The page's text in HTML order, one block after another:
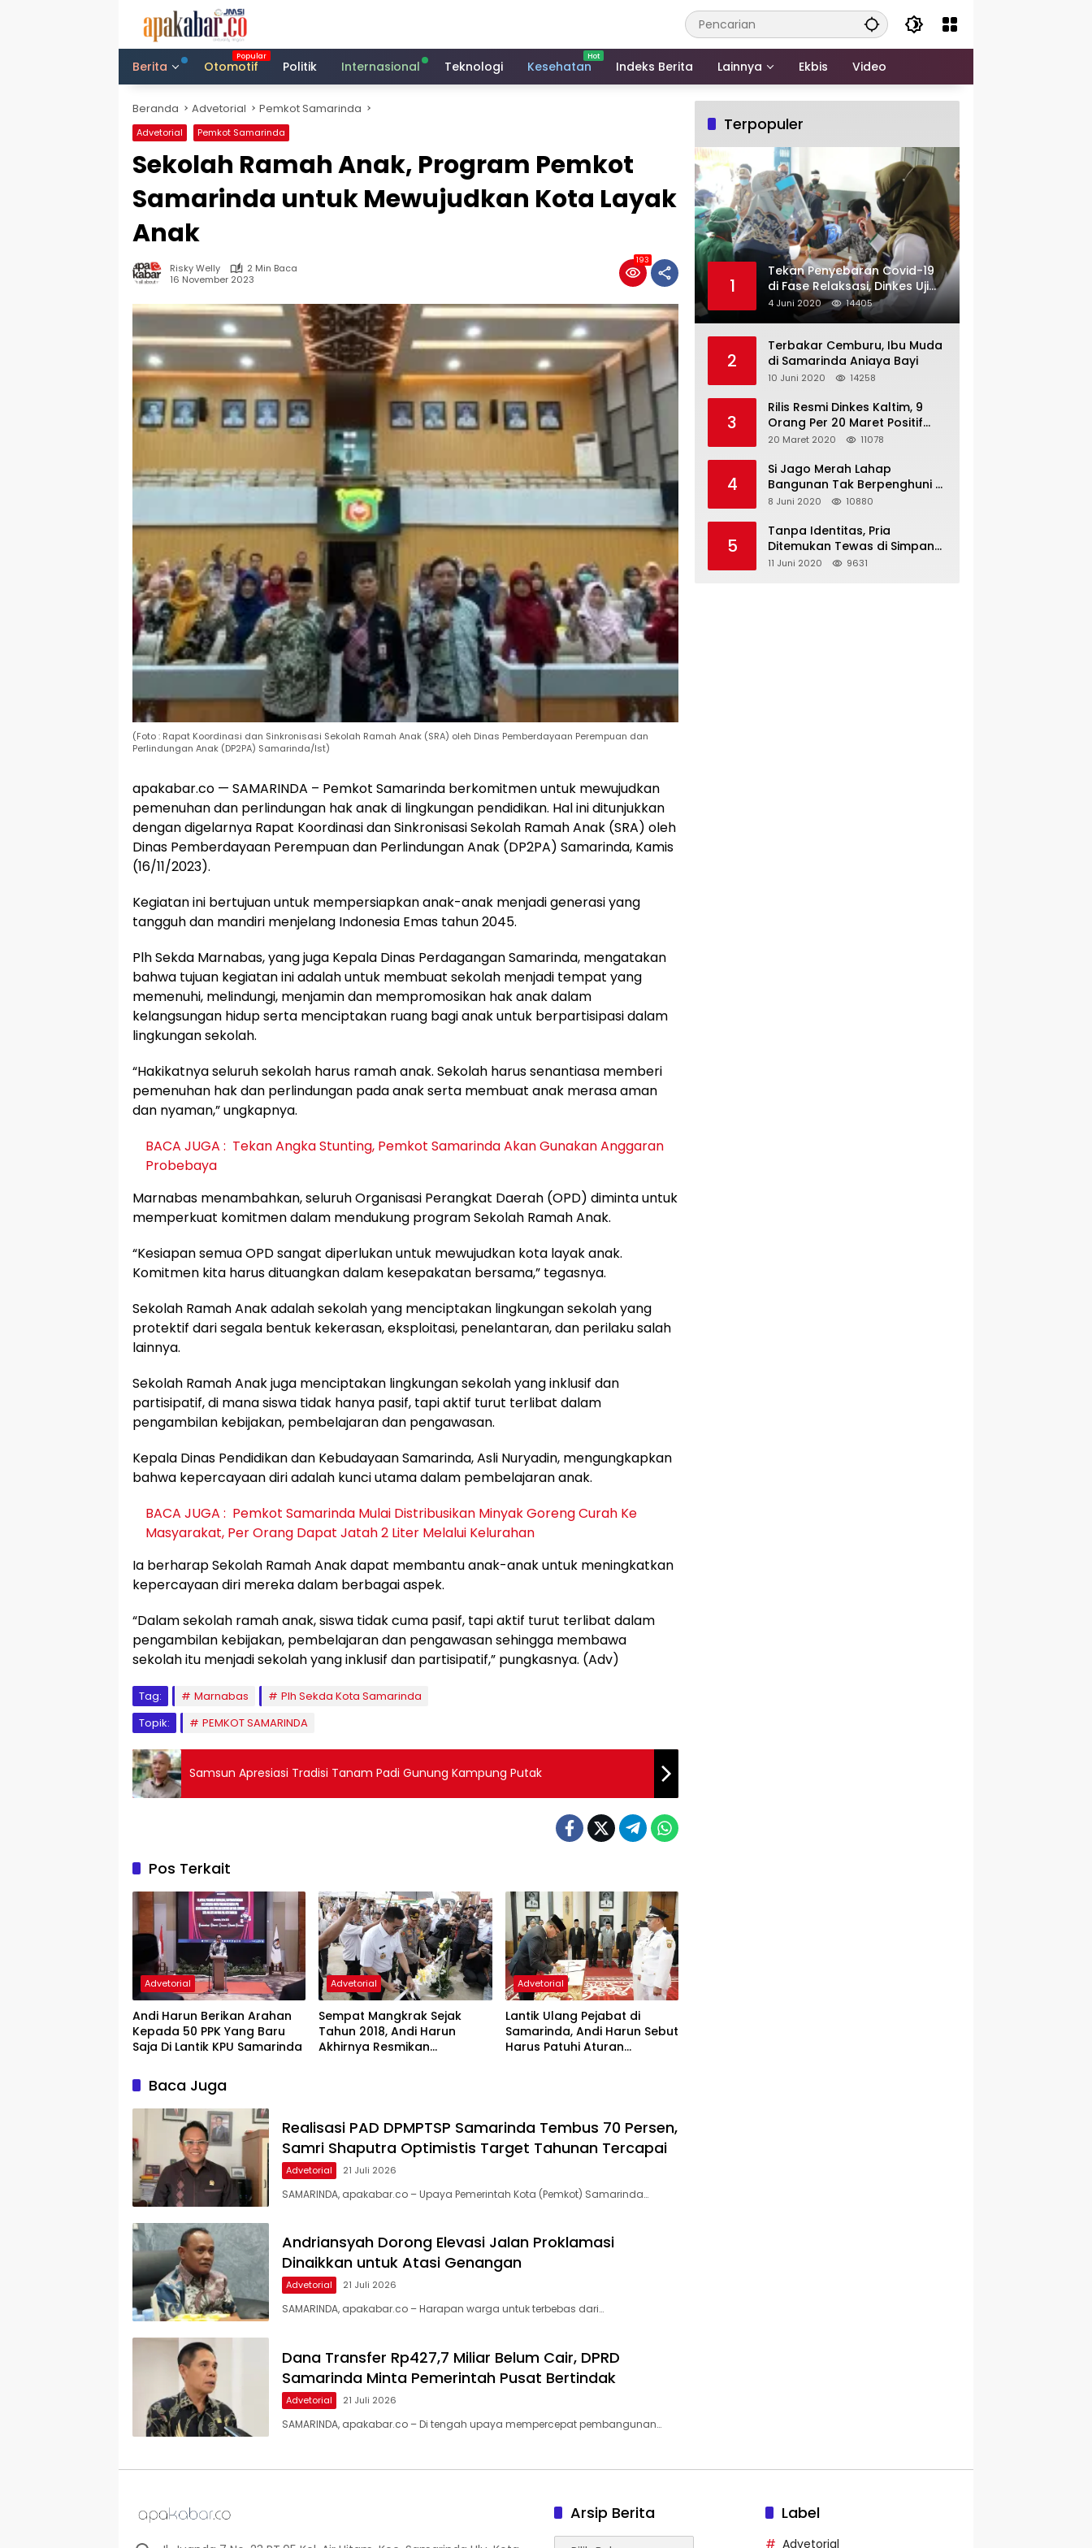
Berita
Otomotif Politik Internasional Teknologi Kesehatan Indeks Berita Lainnya Ekbis Video
Beranda Advetorial Pemkot Samarinda
Advetorial Pemkot Samarinda
Sekolah Ramah Anak, Program Pemkot
Samarinda untuk Mewujudkan Kota Layak
Anak
Risky Welly
2 Min Baca
16 November 2023
193
(Foto : Rapat Koordinasi dan Sinkronisasi Sekolah Ramah Anak (SRA) oleh Dinas Pemberdayaan Perempuan dan
Perlindungan Anak (DP2PA) Samarinda/Ist)
apakabar.co — SAMARINDA – Pemkot Samarinda berkomitmen untuk mewujudkan
pemenuhan dan perlindungan hak anak di lingkungan pendidikan. Hal ini ditunjukkan
dengan digelarnya Rapat Koordinasi dan Sinkronisasi Sekolah Ramah Anak (SRA) oleh
Dinas Pemberdayaan Perempuan dan Perlindungan Anak (DP2PA) Samarinda, Kamis
(16/11/2023).
Kegiatan ini bertujuan untuk mempersiapkan anak-anak menjadi generasi yang
tangguh dan mandiri menjelang Indonesia Emas tahun 2045.
Plh Sekda Marnabas, yang juga Kepala Dinas Perdagangan Samarinda, mengatakan
bahwa tujuan kegiatan ini adalah untuk membuat sekolah menjadi tempat yang
memenuhi, melindungi, menjamin dan mempromosikan hak anak dalam
kelangsungan hidup serta menciptakan ruang bagi anak untuk berpartisipasi dalam
lingkungan sekolah.
“Hakikatnya seluruh sekolah harus ramah anak. Sekolah harus senantiasa memberi
pemenuhan hak dan perlindungan pada anak serta membuat anak merasa aman
dan nyaman,” ungkapnya.
BACA JUGA : Tekan Angka Stunting, Pemkot Samarinda Akan Gunakan Anggaran
Probebaya
Marnabas menambahkan, seluruh Organisasi Perangkat Daerah (OPD) diminta untuk
memperkuat komitmen dalam mendukung program Sekolah Ramah Anak.
“Kesiapan semua OPD sangat diperlukan untuk mewujudkan kota layak anak.
Komitmen kita harus dituangkan dalam kesepakatan bersama,” tegasnya.
Sekolah Ramah Anak adalah sekolah yang menciptakan lingkungan sekolah yang
protektif dari segala bentuk kekerasan, eksploitasi, penelantaran, dan perilaku salah
lainnya.
Sekolah Ramah Anak juga menciptakan lingkungan sekolah yang inklusif dan
partisipatif, di mana siswa tidak hanya pasif, tapi aktif turut terlibat dalam
pengambilan kebijakan, pembelajaran dan pengawasan.
Kepala Dinas Pendidikan dan Kebudayaan Samarinda, Asli Nuryadin, mengungkapkan
bahwa kepercayaan diri adalah kunci utama dalam pembelajaran anak.
BACA JUGA : Pemkot Samarinda Mulai Distribusikan Minyak Goreng Curah Ke
Masyarakat, Per Orang Dapat Jatah 2 Liter Melalui Kelurahan
Ia berharap Sekolah Ramah Anak dapat membantu anak-anak untuk meningkatkan
kepercayaan diri mereka dalam berbagai aspek.
“Dalam sekolah ramah anak, siswa tidak cuma pasif, tapi aktif turut terlibat dalam
pengambilan kebijakan, pembelajaran dan pengawasan sehingga membawa
sekolah itu menjadi sekolah yang inklusif dan partisipatif,” pungkasnya. (Adv)
Tag: Marnabas
Plh Sekda Kota Samarinda
Topik:
PEMKOT SAMARINDA
Samsun Apresiasi Tradisi Tanam Padi Gunung Kampung Putak
Pos Terkait
Advetorial
Andi Harun Berikan Arahan
Kepada 50 PPK Yang Baru
Saja Di Lantik KPU Samarinda
Advetorial
Sempat Mangkrak Sejak
Tahun 2018, Andi Harun
Akhirnya Resmikan
Advetorial
Lantik Ulang Pejabat di
Samarinda, Andi Harun Sebut
Harus Patuhi Aturan
Baca Juga
Realisasi PAD DPMPTSP Samarinda Tembus 70 Persen,
Samri Shaputra Optimistis Target Tahunan Tercapai
Advetorial 21 Juli 2026
SAMARINDA, apakabar.co – Upaya Pemerintah Kota (Pemkot) Samarinda…
Andriansyah Dorong Elevasi Jalan Proklamasi
Dinaikkan untuk Atasi Genangan
Advetorial 21 Juli 2026
SAMARINDA, apakabar.co – Harapan warga untuk terbebas dari…
Dana Transfer Rp427,7 Miliar Belum Cair, DPRD
Samarinda Minta Pemerintah Pusat Bertindak
Advetorial 21 Juli 2026
SAMARINDA, apakabar.co – Di tengah upaya mempercepat pembangunan…
Terpopuler
1
Tekan Penyebaran Covid-19
di Fase Relaksasi, Dinkes Uji
Swab Massal di Pelabuhan
Samarinda
4 Juni 2020 14405
2
Terbakar Cemburu, Ibu Muda
di Samarinda Aniaya Bayi
10 Juni 2020 14258
3
Rilis Resmi Dinkes Kaltim, 9
Orang Per 20 Maret Positif
Covid-19
20 Maret 2020 11078
4
Si Jago Merah Lahap
Bangunan Tak Berpenghuni di
Jalan Kadrie Oening
8 Juni 2020 10880
5
Tanpa Identitas, Pria
Ditemukan Tewas di Simpang
Tiga Jalan Kesuma Bangsa
11 Juni 2020 9631
Arsip Berita
Arsip
Label
Advetorial